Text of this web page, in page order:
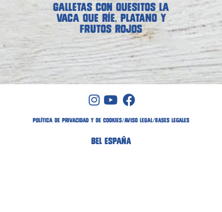
GALLETAS CON QUESITOS LA
VACA QUE RÍE, PLATANO Y
FRUTOS ROJOS
POLÍTICA DE PRIVACIDAD Y DE COOKIES/AVISO LEGAL/bases legales
BEL ESPAÑA